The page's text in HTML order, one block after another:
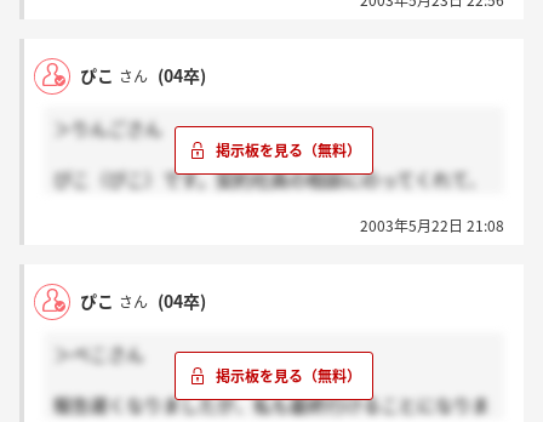
今日もいつも通り頑張ってきたつもりだけど…どう結
果がくるだろう…。みんなうかったらいいのにねーー
んだけど、（たぶんあれは私達の名簿だと思う）あん
まり人数いなかったよ？？だれかみた？おとされると
してもごくわずかだと信じてるんだけど…。
ぴこ さん (04卒)
＞りんごさん
ぴこ（ぴこ）です。契約社員の相談にのってくれて、
最終に進めると決まって、今はなんとか悩みが吹っ切
もしフォージーズンから内定いただいたら、節約上手
になってみせます！！って、まだ決まってないのに妄
2003年5月22日 21:08
ぴこ さん (04卒)
＞ぺこさん
報告遅くなりましたが、私も最終行けることになりま